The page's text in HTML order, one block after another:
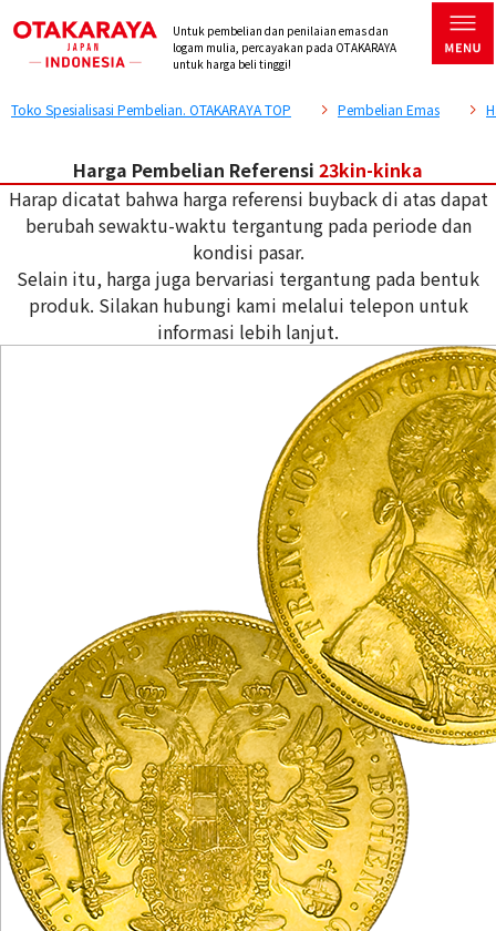
Untuk pembelian dan penilaian emas dan
logam mulia, percayakan pada OTAKARAYA
untuk harga beli tinggi!
Toko Spesialisasi Pembelian. OTAKARAYA TOP Pembelian Emas
Harga Pembelian Referensi 23kin-kinka
Harap dicatat bahwa harga referensi buyback di atas dapat
berubah sewaktu-waktu tergantung pada periode dan
kondisi pasar.
Selain itu, harga juga bervariasi tergantung pada bentuk
produk. Silakan hubungi kami melalui telepon untuk
informasi lebih lanjut.